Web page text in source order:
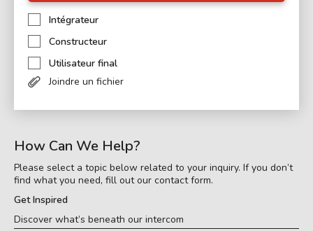
Intégrateur
Constructeur
Utilisateur final
Joindre un fichier
How Can We Help?
Please select a topic below related to your inquiry. If you don’t
find what you need, fill out our contact form.
Get Inspired
Discover what’s beneath our intercom